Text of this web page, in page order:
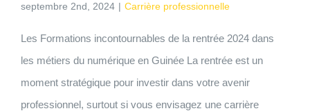
septembre 2nd, 2024 | Carrière professionnelle
Les Formations incontournables de la rentrée 2024 dans
les métiers du numérique en Guinée La rentrée est un
moment stratégique pour investir dans votre avenir
professionnel, surtout si vous envisagez une carrière